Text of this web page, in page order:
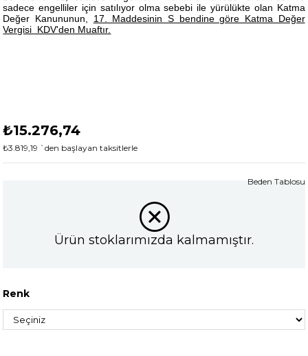
sadece engelliler için satılıyor olma sebebi ile yürülükte olan Katma
Değer Kanununun, 17. Maddesinin S bendine göre Katma Değer
Vergisi KDV'den Muaftır.
₺15.276,74
₺3.819,19 `den başlayan taksitlerle
Ürün stoklarımızda kalmamıştır.
Renk
Beden Tablosu